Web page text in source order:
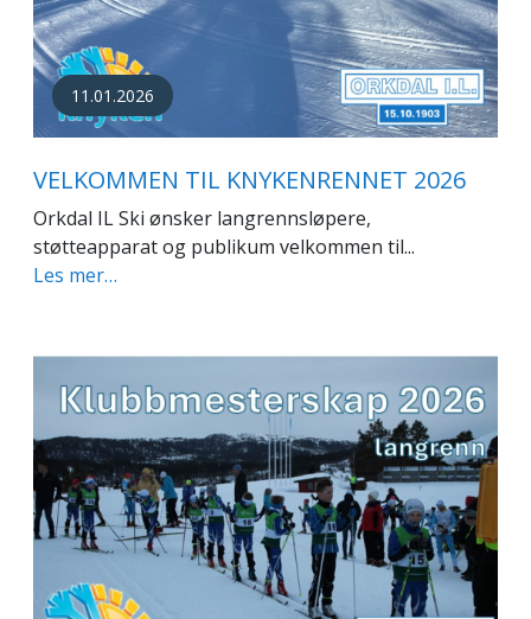
11.01.2026
VELKOMMEN TIL KNYKENRENNET 2026
Orkdal IL Ski ønsker langrennsløpere,
støtteapparat og publikum velkommen til...
Les mer…